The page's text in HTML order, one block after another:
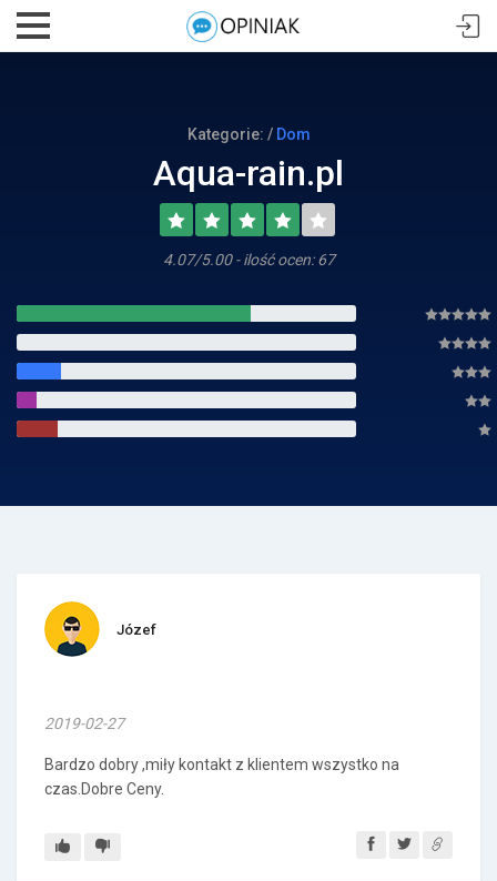
Kategorie: / Dom
Aqua-rain.pl
4.07/5.00 - ilość ocen: 67
Józef
2019-02-27
Bardzo dobry ,miły kontakt z klientem wszystko na
czas.Dobre Ceny.